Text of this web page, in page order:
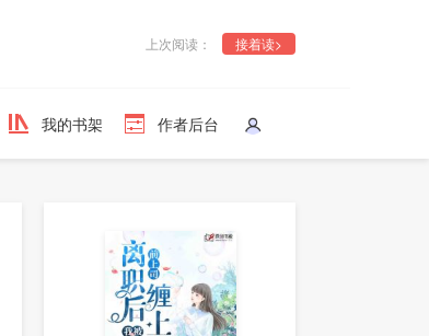
上次阅读： 接着读>
我的书架 作者后台